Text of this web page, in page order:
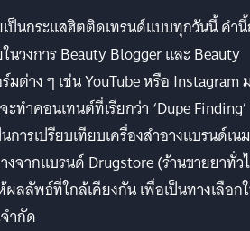
ป็นกระแสฮิตติดเทรนด์แบบทุกวันนี้ คำ
วงการ Beauty Blogger และ Beauty
ต่าง ๆ เช่น YouTube หรือ Instagram
ทำคอนเทนต์ที่เรียกว่า ‘Dupe Finding’
การเปรียบเทียบเครื่องสำอางแบรนด์เน
งจากแบรนด์ Drugstore (ร้านขายยาทั่ว
ลลัพธ์ที่ใกล้เคียงกัน เพื่อเป็นทางเลือก
ำกัด